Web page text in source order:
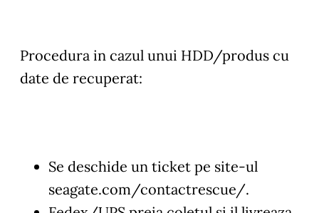
Procedura in cazul unui HDD/produs cu
date de recuperat:
Se deschide un ticket pe site-ul
seagate.com/contactrescue/.